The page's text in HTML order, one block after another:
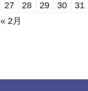
27
28 29 30
31
« 2月